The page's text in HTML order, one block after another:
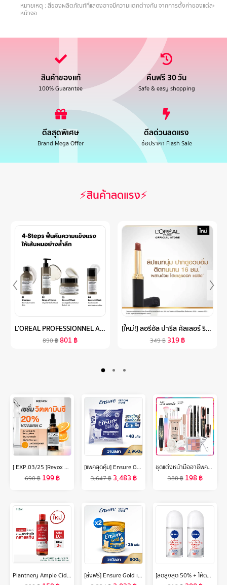
หมายเหตุ : สีของผลิตภัณฑ์ที่แสดงอาจมีความแตกต่างกัน จากการตั้งค่าของแต่ละ
หน้าจอ
สินค้าของแท้
100% Guarantee
คืนฟรี 30 วัน
Safe & easy shopping
ดีลสุดพิเศษ
Brand Mega Offer
ดีลด่วนลดแรง
ช้อปราคา Flash Sale
⚡สินค้าลดแรง⚡
L'OREAL PROFESSIONNEL ABSOLUT REPAIR MOLECULAR LEAVE-IN MASQUE 50ML ลีฟ-อิน ทรีตเมนต์ เนื้อครีมบางเบา บำรุงล้ำลึกถึงชั้นไฟเบอร์ (ลีฟ-อิน ทรีตเมนต์, เสริมแกนผมให้กลับมาแข็งแรง, L'OREAL PRO,L'OREAL PROFESSIONAL,LOREAL PRO,LOREAL PROFESSIONAL)
890฿801 ฿
[ใหม่!] ลอรีอัล ปารีส คัลเลอร์ ริช อินเทนซ์ วอลุ่ม แมท L’OREAL PARIS COLOR RICHE INTENSE VOLUME MATTE (ลิปแมท, ลิปแมทเนื้อนุ่ม, ลิปลอรีอัล, ติดทนนาน 16 ชั่วโมง)
349฿ 319฿
[ EXP.03/25 ]Revox B77 JUST VITAMIN C 20% ANTIOXIDANT SERUM 30 ml เซรั่มวิตซีเข้มข้น 20%เนื้อบางเบา ไม่ระคายผิว
690฿ 199฿
[แพคสุดคุ้ม] Ensure Gold เอนชัวร์ โกลด์ กลิ่นวานิลลา แบบถุงเติม 2,960g Ensure Gold Vanilla Sachet 2,960g
3,647฿ 3,483 ฿
ชุดแต่งหน้ามืออาชีพครีม Laneila BB + แป้งฝุ่น + อายแชโดว์ + ดินสอเขียนคิ้ว + อายไลเนอร์ + มาสคาร่า + ดินสอไฮไลต์ Contouring + ลิปสติก + บลัชออน + ที่ดัดขนตา + ที่เล็มขนคิ้ว + ชุดแปรงแต่งหน้า + คอนซีลเลอร์13ชิ้น
388฿ 198฿
Plantnery Ample Cider Facial Glow Toner 250 ml
[ส่งฟรี] Ensure Gold เอนชัวร์ โกลด์ กลิ่นวานิลลา 800g 2 กระป๋อง Ensure Gold Vanilla 800g x2
[ลดสูงสุด 50% + โค้ดลดเพิ่ม 20%]นีเวีย เอ็กซ์ตร้า ไบรท์เทนนิ่ง แม็กซ์ โพรเทค 8 ซูเปอร์ ฟู้ด โรลออน ระงับกลิ่นกาย 50 มล. 2 ชิ้น NIVEA